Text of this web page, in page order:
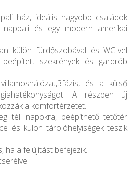
ház, ideális nagyobb családok
és egy modern amerikai
külön fürdőszobával és WC-vel
szekrények és gardrób
és a külső
A részben új
a komfortérzetet.
téli napokra, beépíthető tetőtér
és külön tárolóhelyiségek teszik
ha a felújítást befejezik.